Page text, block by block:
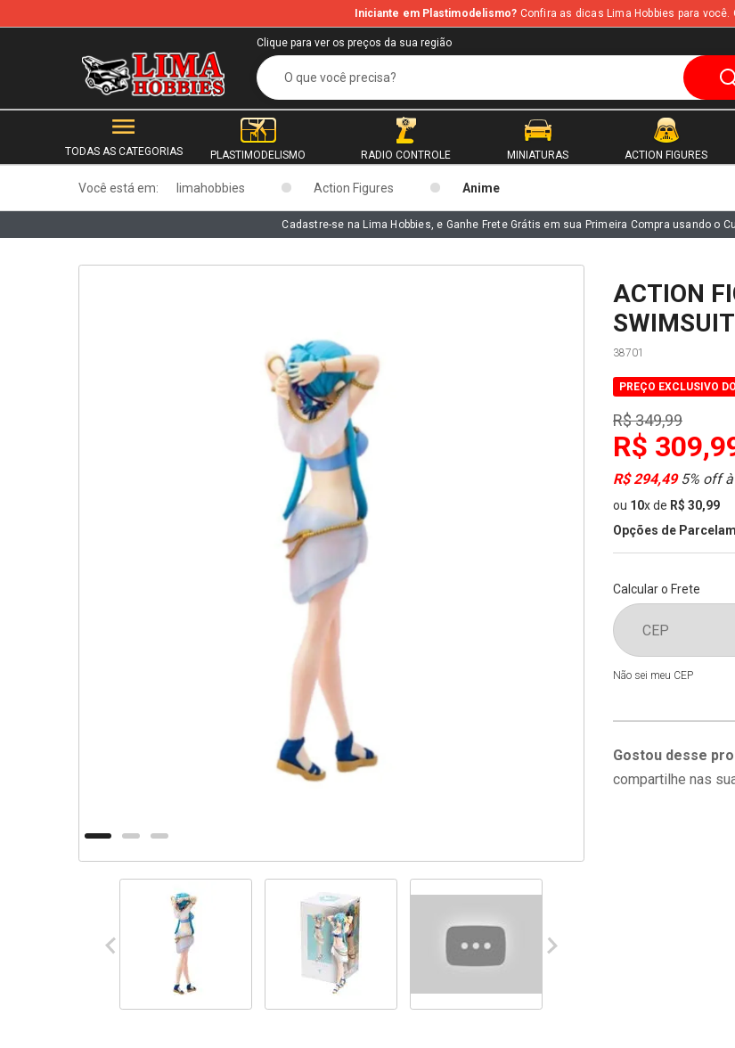
b
Iniciante em Plastimodelismo? Confira as dicas Lima Hobbies para você.
Clique para ver os preços da sua região
TODAS AS CATEGORIAS PLASTIMODELISMO RADIO CONTROLE MINIATURAS ACTION FIGURES
Você está em: limahobbies Action Figures Anime
Cadastre-se na Lima Hobbies, e Ganhe Frete Grátis em sua Primeira Compra usando o
ACTION
38701
PREÇO EXCLUSIVO
R$ 349,99
R$
R$ 294,495% off à
ou 10xde R$ 30,99
Opções de
Calcular o Frete
Não sei meu CEP
Gostou desse
compartilhe nas